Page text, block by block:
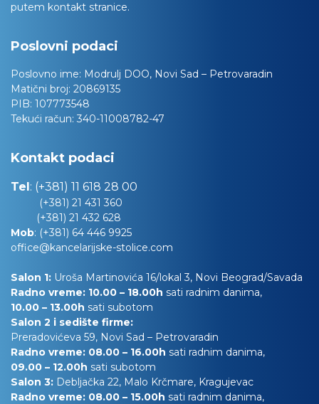
putem kontakt stranice.
Poslovni podaci
Poslovno ime: Modrulj DOO, Novi Sad – Petrovaradin
Matični broj: 20869135
PIB: 107773548
Tekući račun: 340-11008782-47
Kontakt podaci
Tel: (+381) 11 618 28 00
(+381) 21 431 360
(+381) 21 432 628
Mob: (+381) 64 446 9925
office@kancelarijske-stolice.com
Salon 1: Uroša Martinovića 16/lokal 3, Novi Beograd/Savada
Radno vreme: 10.00 – 18.00h sati radnim danima,
10.00 – 13.00h sati subotom
Salon 2 i sedište firme:
Preradovićeva 59, Novi Sad – Petrovaradin
Radno vreme: 08.00 – 16.00h sati radnim danima,
09.00 – 12.00h sati subotom
Salon 3: Debljačka 22, Malo Krčmare, Kragujevac
Radno vreme: 08.00 – 15.00h sati radnim danima,